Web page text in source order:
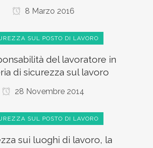
8 Marzo 2016
SUL POSTO DI LAVORO
del lavoratore in
di sicurezza sul lavoro
28 Novembre 2014
SUL POSTO DI LAVORO
sui luoghi di lavoro, la